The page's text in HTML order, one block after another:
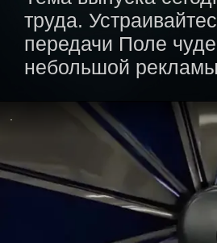
труда.
передачи Поле
небольшой